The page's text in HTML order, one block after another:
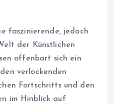
faszinierende, jedoch
der Künstlichen
offenbart sich ein
verlockenden
Fortschritts und den
im Hinblick auf